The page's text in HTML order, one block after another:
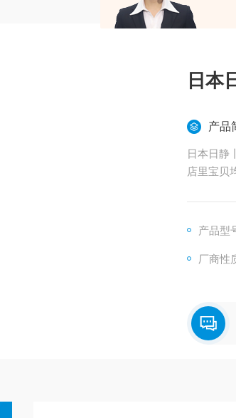
日本
产品
日本日静
店里宝贝
产品型
厂商性